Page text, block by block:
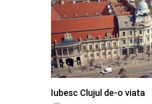
Iubesc Clujul de-o viata